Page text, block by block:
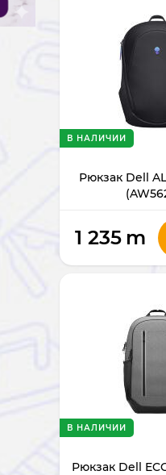
Рюкзак Dell
В НАЛИЧИИ
1 235 m
Рюкзак Dell
В НАЛИЧИИ